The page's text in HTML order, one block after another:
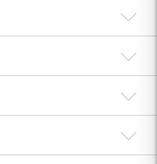
zakupu teraz, a